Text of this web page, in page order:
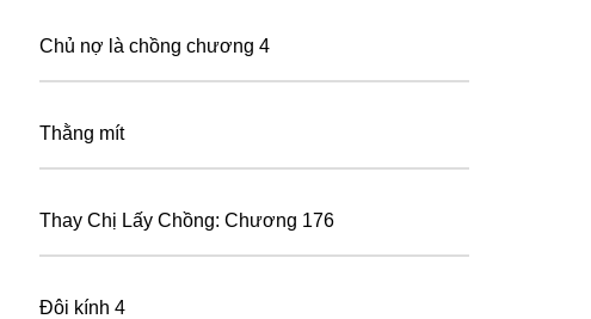
Chủ nợ là chồng chương 4
Thằng mít
Thay Chị Lấy Chồng: Chương 176
Đôi kính 4